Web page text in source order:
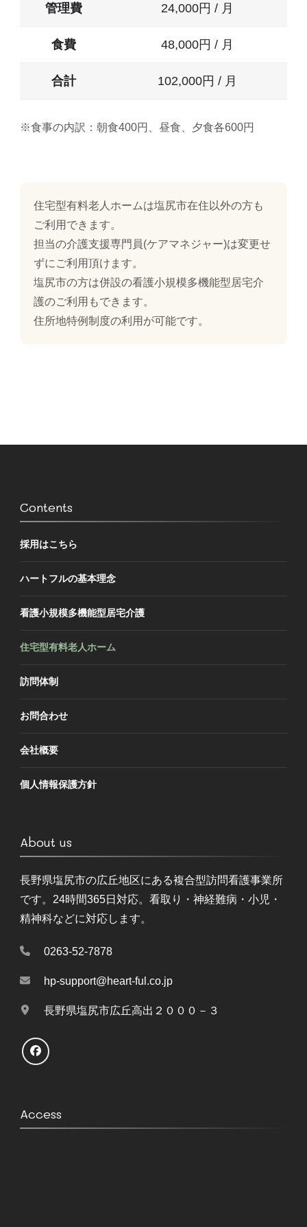
管理費 24,000円 / 月
食費 48,000円 / 月
合計 102,000円 / 月
※食事の内訳：朝食400円、昼食、夕食各600円
住宅型有料老人ホームは塩尻市在住以外の方も
ご利用できます。
担当の介護支援専門員(ケアマネジャー)は変更せ
ずにご利用頂けます。
塩尻市の方は併設の看護小規模多機能型居宅介
護のご利用もできます。
住所地特例制度の利用が可能です。
Contents
採用はこちら
ハートフルの基本理念
看護小規模多機能型居宅介護
住宅型有料老人ホーム
訪問体制
お問合わせ
会社概要
個人情報保護方針
About us
長野県塩尻市の広丘地区にある複合型訪問看護事業所
です。24時間365日対応。看取り・神経難病・小児・
精神科などに対応します。
0263-52-7878
hp-support@heart-ful.co.jp
長野県塩尻市広丘高出２０００－３
Access